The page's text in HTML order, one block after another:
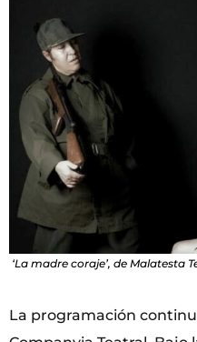
‘La madre coraje’, de Malatesta
La programación